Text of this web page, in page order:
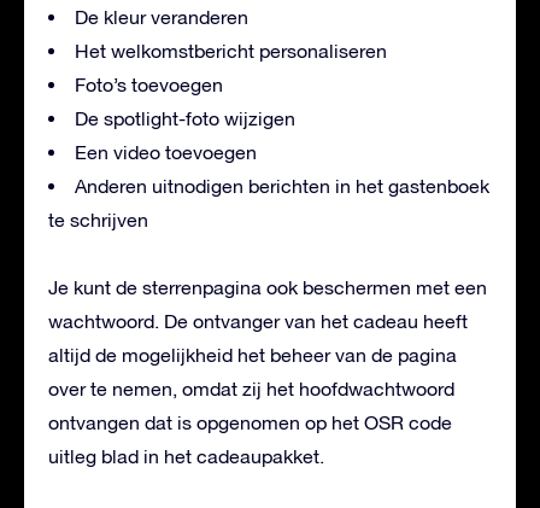
De kleur veranderen
Het welkomstbericht personaliseren
Foto’s toevoegen
De spotlight-foto wijzigen
Een video toevoegen
Anderen uitnodigen berichten in het gastenboek
te schrijven
Je kunt de sterrenpagina ook beschermen met een
wachtwoord. De ontvanger van het cadeau heeft
altijd de mogelijkheid het beheer van de pagina
over te nemen, omdat zij het hoofdwachtwoord
ontvangen dat is opgenomen op het OSR code
uitleg blad in het cadeaupakket.